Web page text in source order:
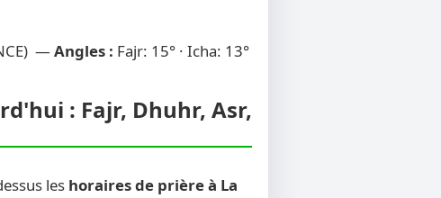
— Angles : Fajr: 15° · Icha: 13°
: Fajr, Dhuhr, Asr,
les horaires de prière à La